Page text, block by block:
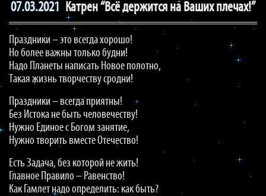
07.03.2021 Катрен “Всё держится на Ваших плечах!”
Праздники – это всегда хорошо!
Но более важны только будни!
Надо Планеты написать Новое полотно,
Такая жизнь творчеству сродни!
Праздники – всегда приятны!
Без Истока не быть человечеству!
Нужно Единое с Богом занятие,
Нужно творить вместе Отечество!
Есть Задача, без которой не жить!
Главное Правило – Равенство!
Как Гамлет надо определить: как быть?